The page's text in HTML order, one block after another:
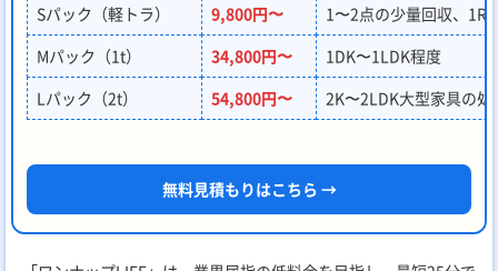
Sパック（軽トラ）
9,800円〜
1〜2点の少量回収、1R
Mパック（1t）
34,800円〜
1DK〜1LDK程度
Lパック（2t）
54,800円〜 2K〜2LDK大型家具の処
無料見積もりはこちら →